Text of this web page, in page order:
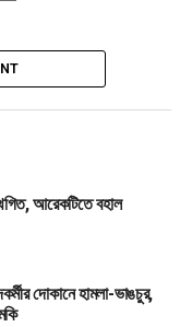
আরেকটিতে বহাল
দোকানে হামলা-ভাঙচুর,